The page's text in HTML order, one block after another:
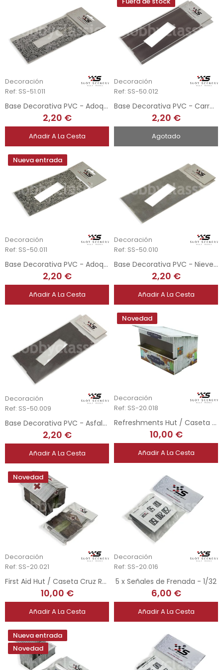
Decoración
Ref: SS-51.011
Base Decorativa PVC - Adoquines - Urna Scaleauto
2,20 €
Añadir A La Cesta
Decoración
Ref: SS-50.012
Base Decorativa PVC - Carretera - Urna SCX
2,20 €
Agotado
Nueva entrada
Decoración
Ref: SS-50.011
Base Decorativa PVC - Adoquines - Urna SCX
2,20 €
Añadir A La Cesta
Decoración
Ref: SS-50.010
Base Decorativa PVC - Nieve - Urna SCX
2,20 €
Añadir A La Cesta
Decoración
Ref: SS-50.009
Base Decorativa PVC - Asfalto - Urna SCX
2,20 €
Añadir A La Cesta
Novedad
Decoración
Ref: SS-20.018
Refreshments Hut / Caseta Refrescos Vintage - 1/32
10,00 €
Añadir A La Cesta
Novedad
Decoración
Ref: SS-20.021
First Aid Hut / Caseta Cruz Roja Vintage - 1/32
10,00 €
Añadir A La Cesta
Decoración
Ref: SS-20.016
5 x Señales de Frenada - 1/32
6,00 €
Añadir A La Cesta
Nueva entrada
Novedad